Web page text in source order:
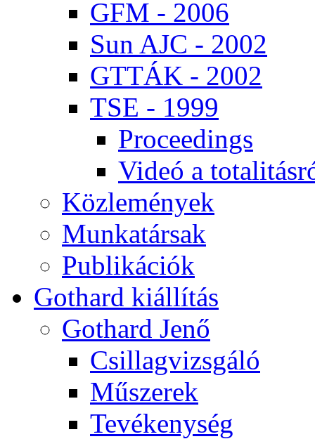
GFM - 2006
Sun AJC - 2002
GT­TÁK - 2002
TSE - 1999
Pro­ce­e­dings
Vi­deó a
Köz­le­mé­nyek
Mun­ka­tár­sak
Pub­li­ká­ci­ók
Got­hard ki­ál­lí­tás
Got­hard Je­nő
Csil­lag­vizs­gá­ló
Mű­sze­rek
Te­vé­keny­ség